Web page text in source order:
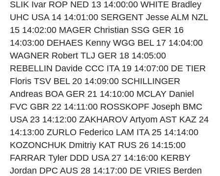
SLIK Ivar ROP NED 13 14:00:00 WHITE Bradley
UHC USA 14 14:01:00 SERGENT Jesse ALM NZL
15 14:02:00 MAGER Christian SSG GER 16
14:03:00 DEHAES Kenny WGG BEL 17 14:04:00
WAGNER Robert TLJ GER 18 14:05:00
REBELLIN Davide CCC ITA 19 14:07:00 DE TIER
Floris TSV BEL 20 14:09:00 SCHILLINGER
Andreas BOA GER 21 14:10:00 MCLAY Daniel
FVC GBR 22 14:11:00 ROSSKOPF Joseph BMC
USA 23 14:12:00 ZAKHAROV Artyom AST KAZ 24
14:13:00 ZURLO Federico LAM ITA 25 14:14:00
KOZONCHUK Dmitriy KAT RUS 26 14:15:00
FARRAR Tyler DDD USA 27 14:16:00 KERBY
Jordan DPC AUS 28 14:17:00 DE VRIES Berden